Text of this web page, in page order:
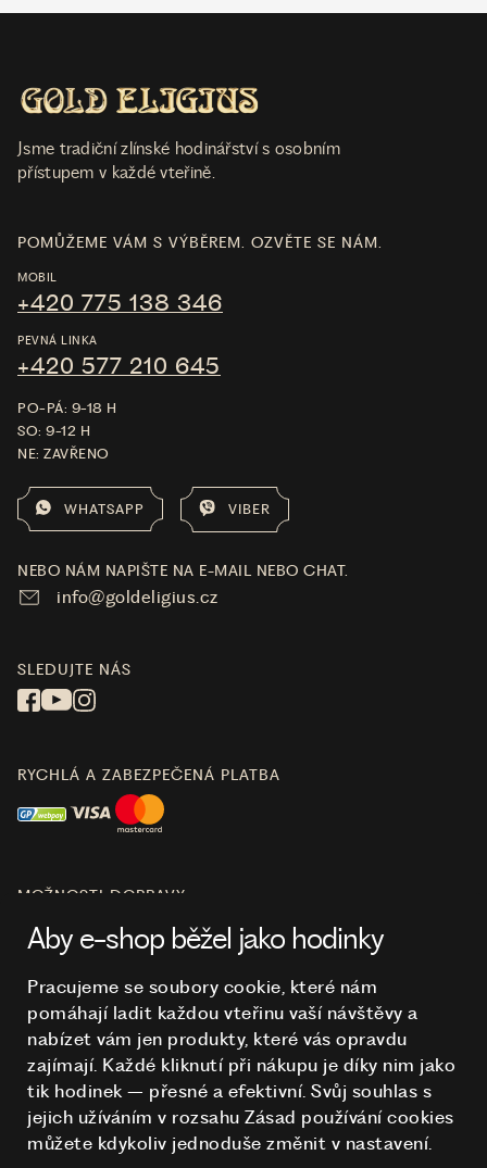
Jsme tradiční zlínské hodinářství s osobním
přístupem v každé vteřině.
O NÁKUPU
HODINKY
POMŮŽEME VÁM S VÝBĚREM. OZVĚTE SE NÁM.
MOBIL
+420 775 138 346
PEVNÁ LINKA
+420 577 210 645
PO-PÁ: 9-18 H
SO: 9-12 H
NE: ZAVŘENO
WHATSAPP VIBER
NEBO NÁM NAPIŠTE NA E-MAIL NEBO CHAT.
info@goldeligius.cz
SLEDUJTE NÁS
RYCHLÁ A ZABEZPEČENÁ PLATBA
MOŽNOSTI DOPRAVY
Aby e-shop běžel jako hodinky
Pracujeme se soubory cookie, které nám
pomáhají ladit každou vteřinu vaší návštěvy a
nabízet vám jen produkty, které vás opravdu
zajímají. Každé kliknutí při nákupu je díky nim jako
tik hodinek – přesné a efektivní. Svůj souhlas s
jejich užíváním v rozsahu Zásad používání cookies
můžete kdykoliv jednoduše změnit v nastavení.